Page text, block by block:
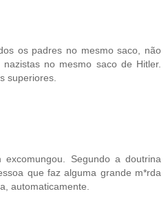
os padres no mesmo saco, não
no mesmo saco de Hitler.
superiores.
Segundo a doutrina
que faz alguma grande m*rda
automaticamente.